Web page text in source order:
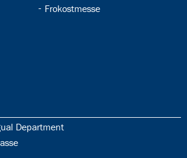
35.6:
Frokostmesse
Department